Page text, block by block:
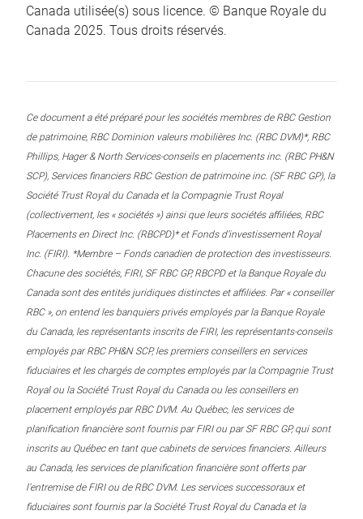
Canada utilisée(s) sous licence. © Banque Royale du
Canada 2025. Tous droits réservés.
Ce document a été préparé pour les sociétés membres de RBC Gestion
de patrimoine, RBC Dominion valeurs mobilières Inc. (RBC DVM)*, RBC
Phillips, Hager & North Services-conseils en placements inc. (RBC PH&N
SCP), Services financiers RBC Gestion de patrimoine inc. (SF RBC GP), la
Société Trust Royal du Canada et la Compagnie Trust Royal
(collectivement, les « sociétés ») ainsi que leurs sociétés affiliées, RBC
Placements en Direct Inc. (RBCPD)* et Fonds d’investissement Royal
Inc. (FIRI). *Membre – Fonds canadien de protection des investisseurs.
Chacune des sociétés, FIRI, SF RBC GP, RBCPD et la Banque Royale du
Canada sont des entités juridiques distinctes et affiliées. Par « conseiller
RBC », on entend les banquiers privés employés par la Banque Royale
du Canada, les représentants inscrits de FIRI, les représentants-conseils
employés par RBC PH&N SCP, les premiers conseillers en services
fiduciaires et les chargés de comptes employés par la Compagnie Trust
Royal ou la Société Trust Royal du Canada ou les conseillers en
placement employés par RBC DVM. Au Québec, les services de
planification financière sont fournis par FIRI ou par SF RBC GP, qui sont
inscrits au Québec en tant que cabinets de services financiers. Ailleurs
au Canada, les services de planification financière sont offerts par
l’entremise de FIRI ou de RBC DVM. Les services successoraux et
fiduciaires sont fournis par la Société Trust Royal du Canada et la